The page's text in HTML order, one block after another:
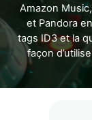
Amazon
et Pandora
tags ID3 et la
façon